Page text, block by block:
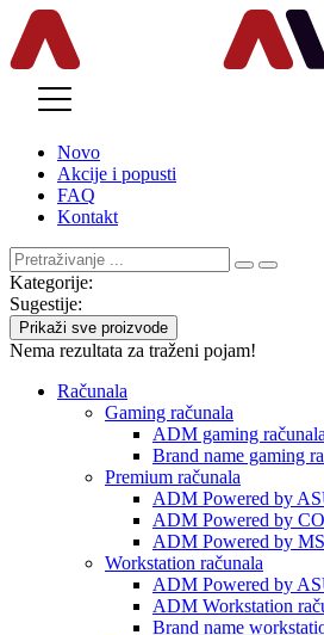
Novo
Akcije i popusti
FAQ
Kontakt
Kategorije:
Sugestije:
Prikaži sve proizvode
Nema rezultata za traženi pojam!
Računala
Gaming računala
ADM gaming računala
Brand name gaming
Premium računala
ADM Powered by
ADM Powered by
ADM Powered by
Workstation računala
ADM Powered by
ADM Workstation
Brand name